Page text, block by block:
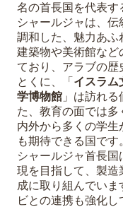
名の首長国を代表す
シャールジャは、
調和した、魅力あふ
建築物や美術館など
ており、アラブの歴
とくに、「 イスラム
学博物館 」は訪れ
た、教育の面では
内外から多くの学生
も期待できる国です
シャールジャ首長
現を目指して、製造
成に取り組んでい
ビとの連携も強化